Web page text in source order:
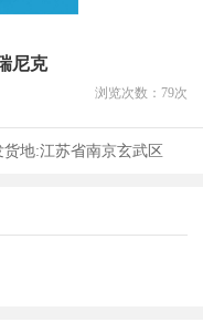
尼克
浏览次数： 79次
货地:江苏省南京玄武区